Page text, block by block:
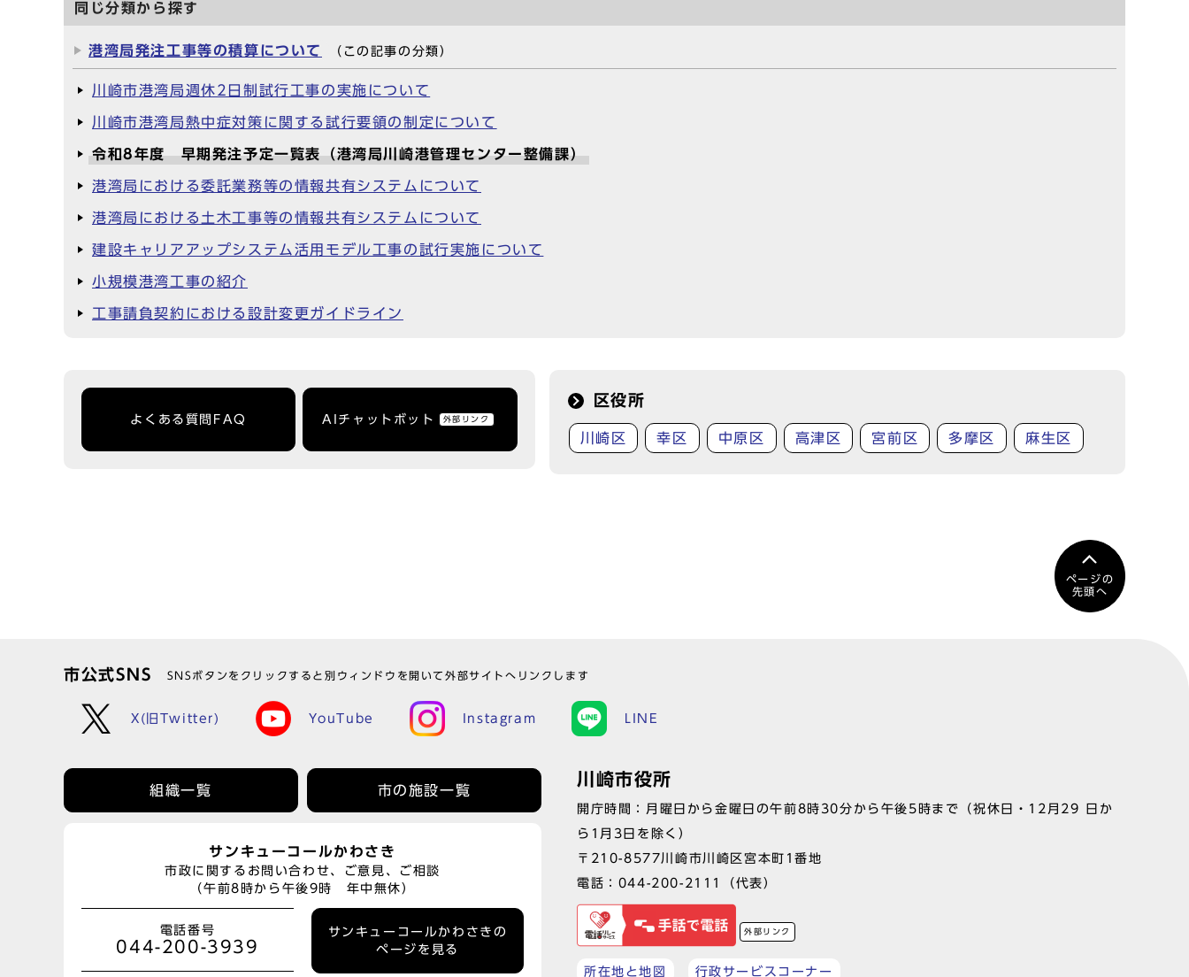
同じ分類から探す
港湾局発注工事等の積算について （この記事の分類）
川崎市港湾局週休2日制試行工事の実施について
川崎市港湾局熱中症対策に関する試行要領の制定について
令和8年度 早期発注予定一覧表（港湾局川崎港管理センター整備課）
港湾局における委託業務等の情報共有システムについて
港湾局における土木工事等の情報共有システムについて
建設キャリアアップシステム活用モデル工事の試行実施について
小規模港湾工事の紹介
工事請負契約における設計変更ガイドライン
よくある質問FAQ AIチャットボット 外部リンク
区役所
川崎区 幸区 中原区 高津区 宮前区 多摩区 麻生区
ページの
先頭へ
市公式SNS SNSボタンをクリックすると別ウィンドウを開いて外部サイトへリンクします
X(旧Twitter) YouTube Instagram LINE
組織一覧 市の施設一覧
サンキューコールかわさき
市政に関するお問い合わせ、ご意見、ご相談
（午前8時から午後9時 年中無休）
電話番号
044-200-3939
サンキューコールかわさきの
ページを見る
川崎市役所
開庁時間：月曜日から金曜日の午前8時30分から午後5時まで（祝休日・12月29 日か
ら1月3日を除く）
〒210-8577川崎市川崎区宮本町1番地
電話： 044-200-2111 （代表）
外部リンク
所在地と地図 行政サービスコーナー